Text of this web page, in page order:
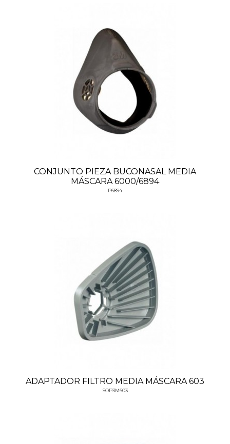
CONJUNTO PIEZA BUCONASAL MEDIA
MÁSCARA 6000/6894
P6894
ADAPTADOR FILTRO MEDIA MÁSCARA 603
SOP3M603